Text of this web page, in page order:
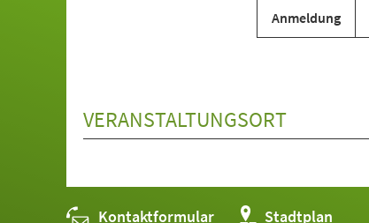
Anmeldung
VERANSTALTUNGSORT
Kontaktformular Stadtplan
(Öffnet